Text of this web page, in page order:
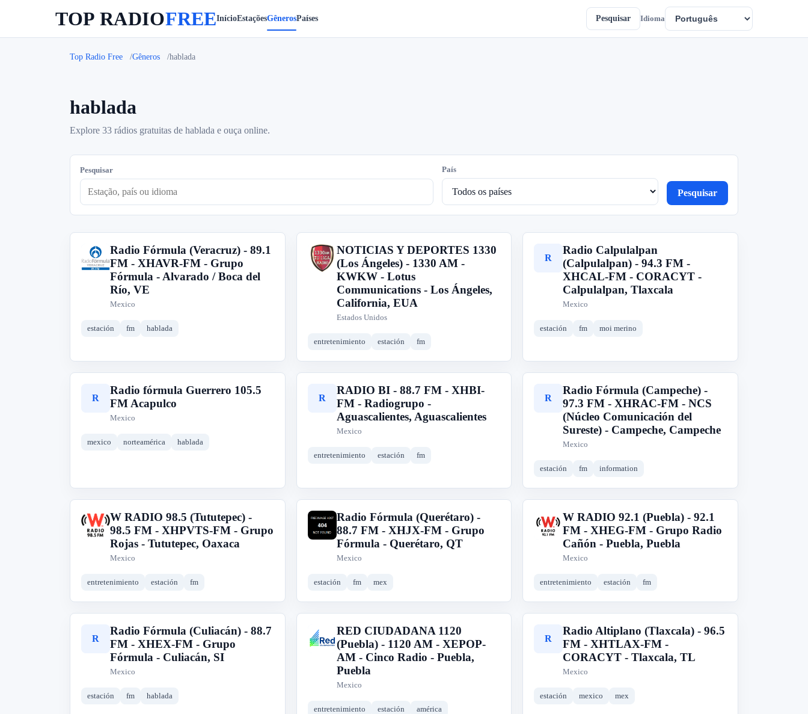
TOP RADIOFREEInícioEstaçõesGênerosPaíses Pesquisar Idioma
Top Radio Free Gêneros hablada
hablada
Explore 33 rádios gratuitas de hablada e ouça online.
Pesquisar País
Pesquisar
R
Radio Fórmula (Veracruz) - 89.1
FM - XHAVR-FM - Grupo
Fórmula - Alvarado / Boca del
Río, VE
Mexico
estación fm hablada
N
NOTICIAS Y DEPORTES 1330
(Los Ángeles) - 1330 AM -
KWKW - Lotus
Communications - Los Ángeles,
California, EUA
Estados Unidos
entretenimiento estación fm
R
Radio Calpulalpan
(Calpulalpan) - 94.3 FM -
XHCAL-FM - CORACYT -
Calpulalpan, Tlaxcala
Mexico
estación fm moi merino
R
Radio fórmula Guerrero 105.5
FM Acapulco
Mexico
mexico norteamérica hablada
R
RADIO BI - 88.7 FM - XHBI-
FM - Radiogrupo -
Aguascalientes, Aguascalientes
Mexico
entretenimiento estación fm
R
Radio Fórmula (Campeche) -
97.3 FM - XHRAC-FM - NCS
(Núcleo Comunicación del
Sureste) - Campeche, Campeche
Mexico
estación fm information
W
W RADIO 98.5 (Tututepec) -
98.5 FM - XHPVTS-FM - Grupo
Rojas - Tututepec, Oaxaca
Mexico
entretenimiento estación fm
R
Radio Fórmula (Querétaro) -
88.7 FM - XHJX-FM - Grupo
Fórmula - Querétaro, QT
Mexico
estación fm mex
W
W RADIO 92.1 (Puebla) - 92.1
FM - XHEG-FM - Grupo Radio
Cañón - Puebla, Puebla
Mexico
entretenimiento estación fm
R
Radio Fórmula (Culiacán) - 88.7
FM - XHEX-FM - Grupo
Fórmula - Culiacán, SI
Mexico
estación fm hablada
R
RED CIUDADANA 1120
(Puebla) - 1120 AM - XEPOP-
AM - Cinco Radio - Puebla,
Puebla
Mexico
entretenimiento estación américa
R
Radio Altiplano (Tlaxcala) - 96.5
FM - XHTLAX-FM -
CORACYT - Tlaxcala, TL
Mexico
estación mexico mex